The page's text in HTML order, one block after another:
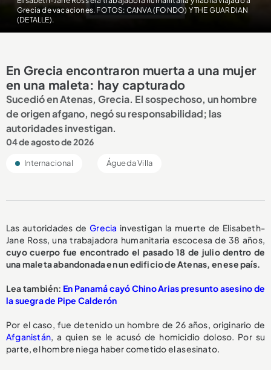
Grecia de vacaciones. FOTOS: CANVA (FONDO) Y THE GUARDIAN
(DETALLE).
En Grecia encontraron muerta a una mujer
en una maleta: hay capturado
Sucedió en Atenas, Grecia. El sospechoso, un hombre
de origen afgano, negó su responsabilidad; las
autoridades investigan.
04 de agosto de 2026
Internacional Águeda Villa
Las autoridades deGrecia investigan la muerte de Elisabeth-
Jane Ross, una trabajadora humanitaria escocesa de 38 años,
cuyo cuerpo fue encontrado el pasado 18 de julio dentro de
una maleta abandonada en un edificio de Atenas, en ese país.
Lea también: En Panamá cayó Chino Arias presunto asesino de
la suegra de Pipe Calderón
Por el caso, fue detenido un hombre de 26 años, originario de
Afganistán, a quien se le acusó de homicidio doloso. Por su
parte, el hombre niega haber cometido el asesinato.